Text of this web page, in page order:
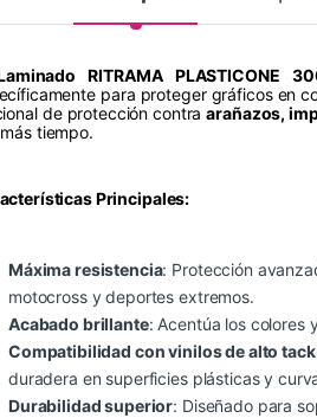
RITRAMA PLASTICONE
para proteger gráficos en
de protección contraarañazos,
tiempo.
Principales:
Máxima resistencia: Protección
motocross y deportes extremos.
Acabado brillante: Acentúa los colores
Compatibilidad con vinilos de alto tack
duradera en superficies plásticas y
Durabilidad superior: Diseñado para